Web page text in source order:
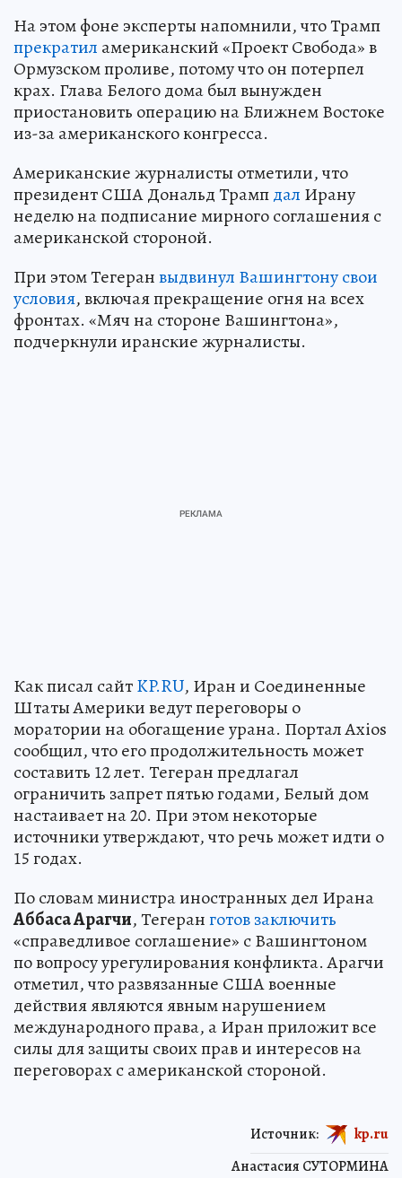
На этом фоне эксперты напомнили, что Трамп
прекратил американский «Проект Свобода» в
Ормузском проливе, потому что он потерпел
крах. Глава Белого дома был вынужден
приостановить операцию на Ближнем Востоке
из-за американского конгресса.
Американские журналисты отметили, что
президент США Дональд Трампдал Ирану
неделю на подписание мирного соглашения с
американской стороной.
При этом Тегеранвыдвинул Вашингтону свои
условия, включая прекращение огня на всех
фронтах. «Мяч на стороне Вашингтона»,
подчеркнули иранские журналисты.
Как писал сайтKP.RU, Иран и Соединенные
Штаты Америки ведут переговоры о
моратории на обогащение урана. Портал Axios
сообщил, что его продолжительность может
составить 12 лет. Тегеран предлагал
ограничить запрет пятью годами, Белый дом
настаивает на 20. При этом некоторые
источники утверждают, что речь может идти о
15 годах.
По словам министра иностранных дел Ирана
Аббаса Арагчи, Тегеранготов заключить
«справедливое соглашение» с Вашингтоном
по вопросу урегулирования конфликта. Арагчи
отметил, что развязанные США военные
действия являются явным нарушением
международного права, а Иран приложит все
силы для защиты своих прав и интересов на
переговорах с американской стороной.
Анастасия СУТОРМИНА
Источник: kp.ru